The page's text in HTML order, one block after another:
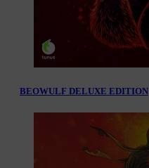
BEOWULF DELUXE EDITION